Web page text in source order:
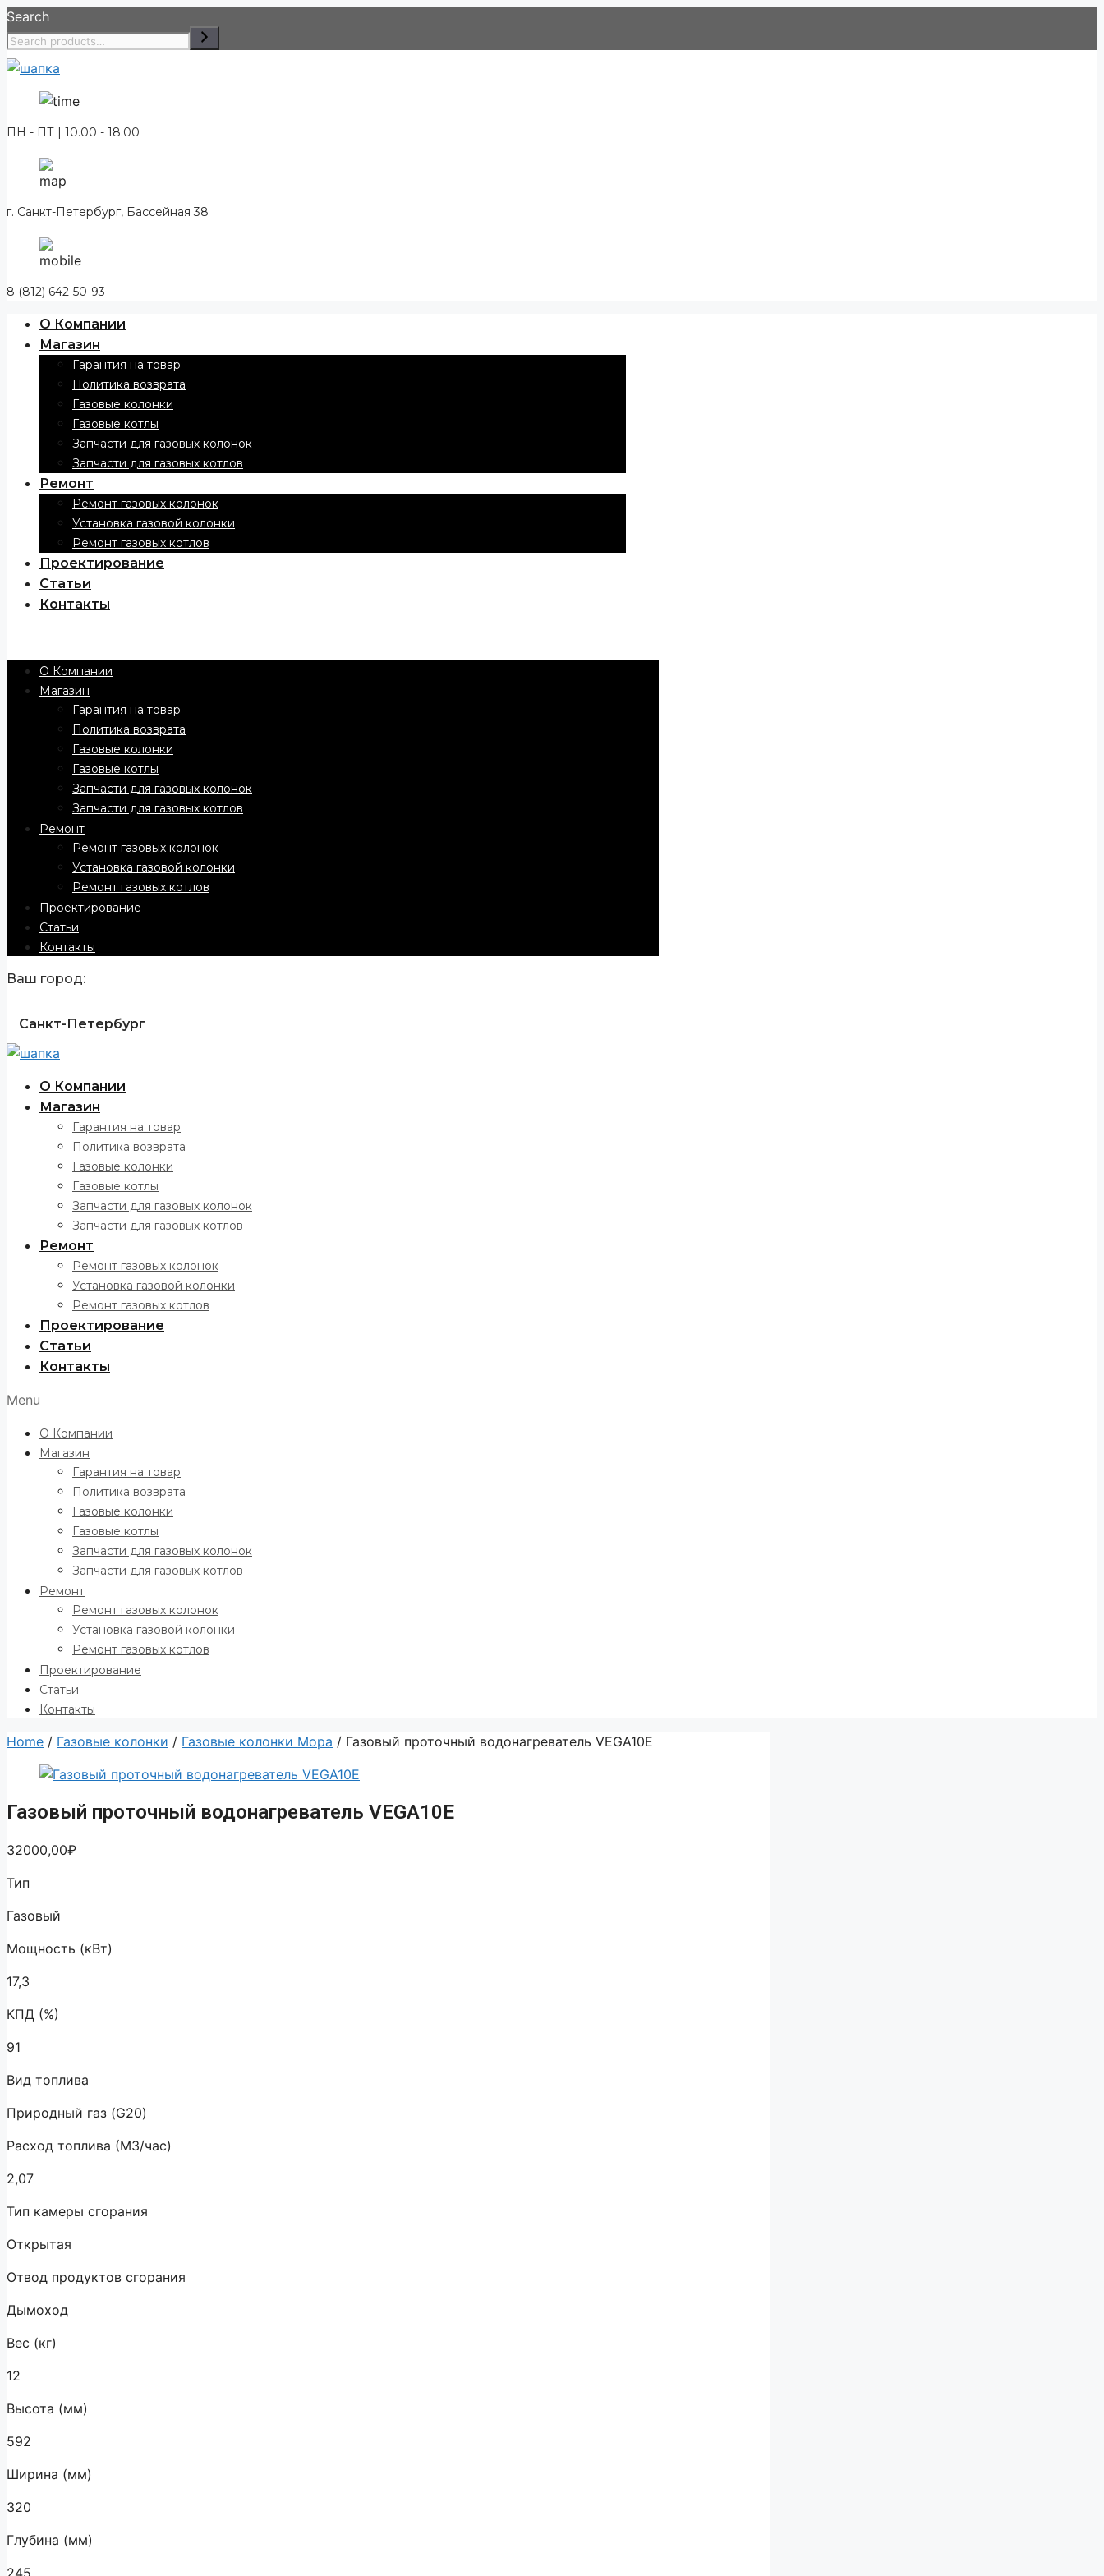
Перейти
к
содержимому
Search
ПН - ПТ | 10.00 - 18.00
г. Санкт-Петербург, Бассейная 38
8 (812) 642-50-93
О Компании
Магазин
Гарантия на товар
Политика возврата
Газовые колонки
Газовые котлы
Запчасти для газовых колонок
Запчасти для газовых котлов
Ремонт
Ремонт газовых колонок
Установка газовой колонки
Ремонт газовых котлов
Проектирование
Статьи
Контакты
О Компании
Магазин
Гарантия на товар
Политика возврата
Газовые колонки
Газовые котлы
Запчасти для газовых колонок
Запчасти для газовых котлов
Ремонт
Ремонт газовых колонок
Установка газовой колонки
Ремонт газовых котлов
Проектирование
Статьи
Контакты
Ваш город:
Санкт-Петербург
О Компании
Магазин
Гарантия на товар
Политика возврата
Газовые колонки
Газовые котлы
Запчасти для газовых колонок
Запчасти для газовых котлов
Ремонт
Ремонт газовых колонок
Установка газовой колонки
Ремонт газовых котлов
Проектирование
Статьи
Контакты
Menu
О Компании
Магазин
Гарантия на товар
Политика возврата
Газовые колонки
Газовые котлы
Запчасти для газовых колонок
Запчасти для газовых котлов
Ремонт
Ремонт газовых колонок
Установка газовой колонки
Ремонт газовых котлов
Проектирование
Статьи
Контакты
Home / Газовые колонки / Газовые колонки Мора / Газовый проточный водонагреватель VEGA10E
Газовый проточный водонагреватель VEGA10E
32000,00₽
Тип
Газовый
Мощность (кВт)
17,3
КПД (%)
91
Вид топлива
Природный газ (G20)
Расход топлива (М3/час)
2,07
Тип камеры сгорания
Открытая
Отвод продуктов сгорания
Дымоход
Вес (кг)
12
Высота (мм)
592
Ширина (мм)
320
Глубина (мм)
245